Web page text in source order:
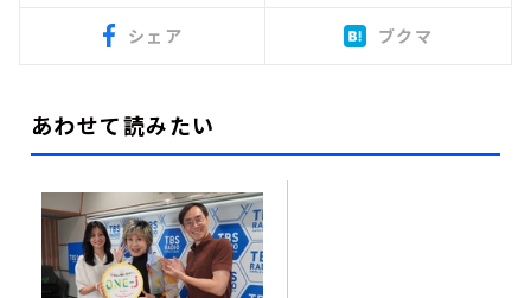
シェア ブクマ
あわせて読みたい